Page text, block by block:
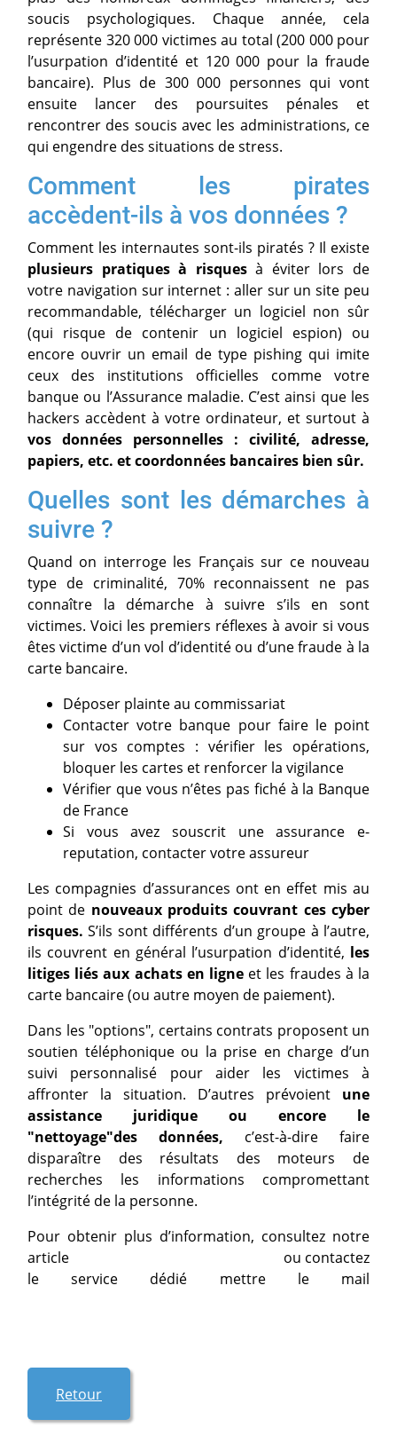
soucis psychologiques. Chaque année, cela
représente 320 000 victimes au total (200 000 pour
l’usurpation d’identité et 120 000 pour la fraude
bancaire). Plus de 300 000 personnes qui vont
ensuite lancer des poursuites pénales et
rencontrer des soucis avec les administrations, ce
qui engendre des situations de stress.
Comment les pirates
accèdent-ils à vos données ?
Comment les internautes sont-ils piratés ? Il existe
plusieurs pratiques à risquesà éviter lors de
votre navigation sur internet : aller sur un site peu
recommandable, télécharger un logiciel non sûr
(qui risque de contenir un logiciel espion) ou
encore ouvrir un email de type pishing qui imite
ceux des institutions officielles comme votre
banque ou l’Assurance maladie. C’est ainsi que les
hackers accèdent à votre ordinateur, et surtout à
vos données personnelles : civilité, adresse,
papiers, etc. et coordonnées bancaires bien sûr.
Quelles sont les démarches à
suivre ?
Quand on interroge les Français sur ce nouveau
type de criminalité, 70% reconnaissent ne pas
connaître la démarche à suivre s’ils en sont
victimes. Voici les premiers réflexes à avoir si vous
êtes victime d’un vol d’identité ou d’une fraude à la
carte bancaire.
Déposer plainte au commissariat
Contacter votre banque pour faire le point
sur vos comptes : vérifier les opérations,
bloquer les cartes et renforcer la vigilance
Vérifier que vous n’êtes pas fiché à la Banque
de France
Si vous avez souscrit une assurance e-
reputation, contacter votre assureur
Les compagnies d’assurances ont en effet mis au
point de nouveaux produits couvrant ces cyber
risques. S’ils sont différents d’un groupe à l’autre,
ils couvrent en général l’usurpation d’identité, les
litiges liés aux achats en ligne et les fraudes à la
carte bancaire (ou autre moyen de paiement).
Dans les "options", certains contrats proposent un
soutien téléphonique ou la prise en charge d’un
suivi personnalisé pour aider les victimes à
affronter la situation. D’autres prévoient une
assistance juridique ou encore le
"nettoyage"des données, c’est-à-dire faire
disparaître des résultats des moteurs de
recherches les informations compromettant
l’intégrité de la personne.
Pour obtenir plus d’information, consultez notre
article
ou contactez
le service dédié mettre le mail
Retour